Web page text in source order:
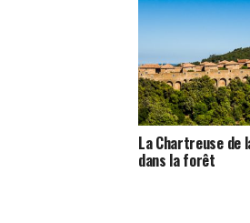
La Chartreuse de
dans la forêt